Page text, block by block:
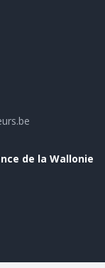
de la Wallonie